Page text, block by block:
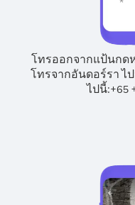
โทรออกจากแป้นกด
โทรจากอันดอร์รา ไ
ไปนี้:+65